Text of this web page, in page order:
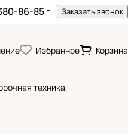
86-85 Заказать звонок
Избранное Корзина
техника